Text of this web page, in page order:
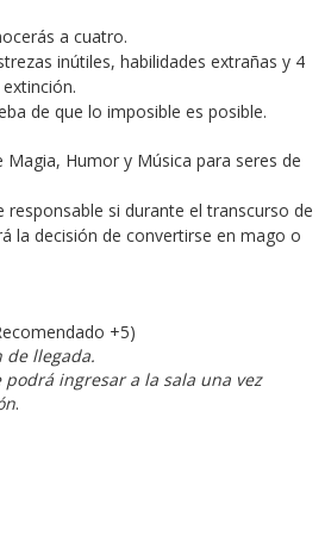
a cuatro.
inútiles, habilidades extrañas y 4
de que lo imposible es posible.
Humor y Música para seres de
responsable si durante el transcurso de
la decisión de convertirse en mago o
+5)
de llegada.
podrá ingresar a la sala una vez
.